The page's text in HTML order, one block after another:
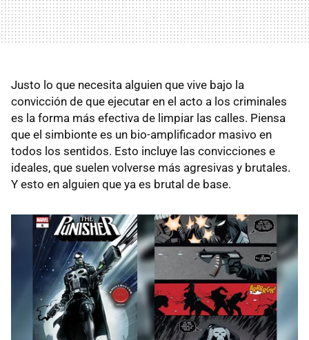
Justo lo que necesita alguien que vive bajo la
convicción de que ejecutar en el acto a los criminales
es la forma más efectiva de limpiar las calles. Piensa
que el simbionte es un bio-amplificador masivo en
todos los sentidos. Esto incluye las convicciones e
ideales, que suelen volverse más agresivas y brutales.
Y esto en alguien que ya es brutal de base.